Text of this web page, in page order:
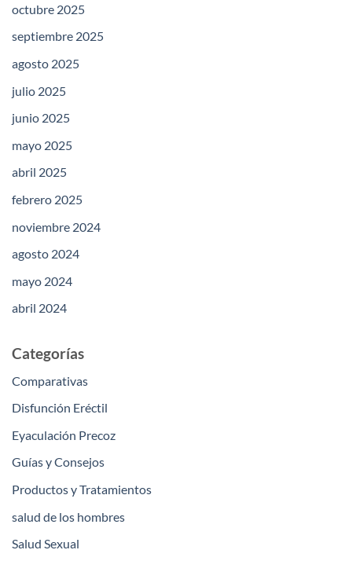
octubre 2025
septiembre 2025
agosto 2025
julio 2025
junio 2025
mayo 2025
abril 2025
febrero 2025
noviembre 2024
agosto 2024
mayo 2024
abril 2024
Categorías
Comparativas
Disfunción Eréctil
Eyaculación Precoz
Guías y Consejos
Productos y Tratamientos
salud de los hombres
Salud Sexual